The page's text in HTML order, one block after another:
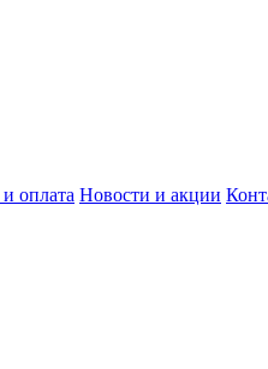
оплата Новости и акции